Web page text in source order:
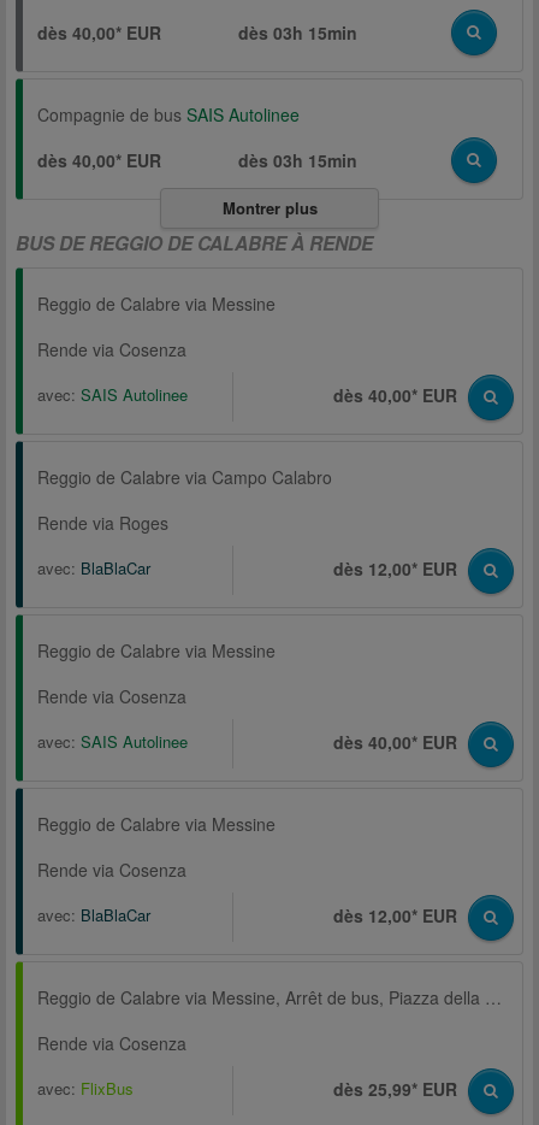
dès 40,00* EUR
dès03h 15min
Compagnie de bus SAIS Autolinee
dès 40,00* EUR
dès03h 15min
Montrer plus
BUS DE REGGIO DE CALABRE À RENDE
Reggio de Calabre via Messine
Rende via Cosenza
avec: SAIS Autolinee dès 40,00* EUR
Reggio de Calabre via Campo Calabro
Rende via Roges
avec: BlaBlaCar dès 12,00* EUR
Reggio de Calabre via Messine
Rende via Cosenza
avec: SAIS Autolinee dès 40,00* EUR
Reggio de Calabre via Messine
Rende via Cosenza
avec: BlaBlaCar dès 12,00* EUR
Reggio de Calabre via Messine, Arrêt de bus, Piazza della Repubblica
Rende via Cosenza
avec: FlixBus dès 25,99* EUR